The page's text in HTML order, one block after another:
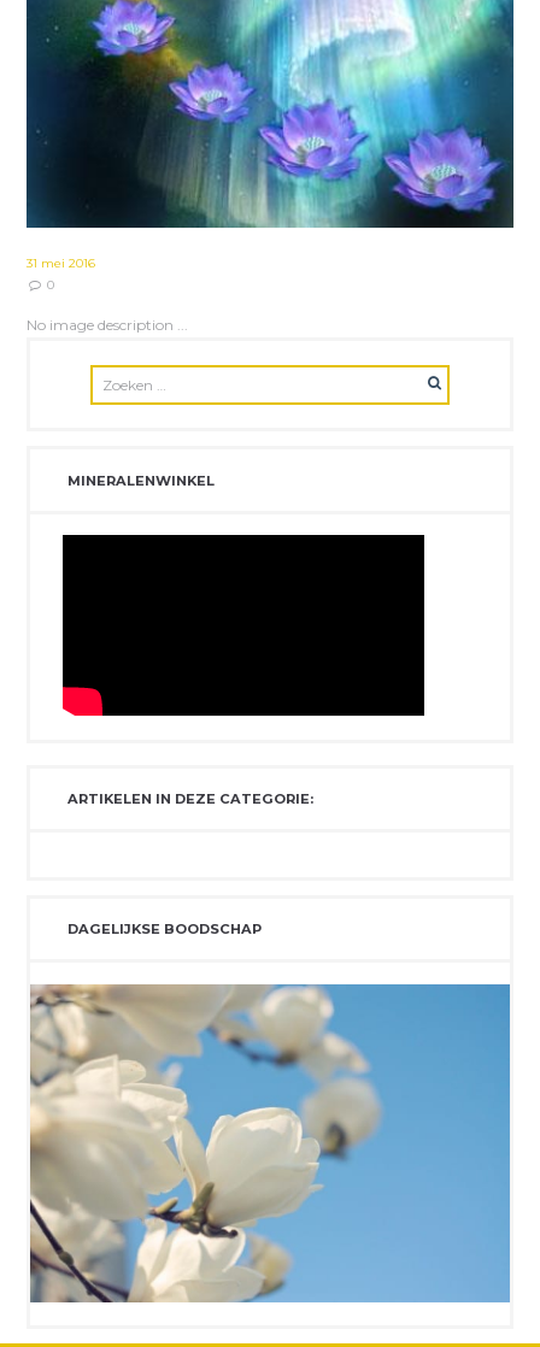
31 mei 2016
0
No image description ...
MINERALENWINKEL
ARTIKELEN IN DEZE CATEGORIE:
DAGELIJKSE BOODSCHAP